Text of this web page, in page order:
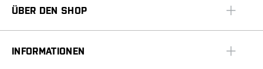
ÜBER DEN SHOP
INFORMATIONEN